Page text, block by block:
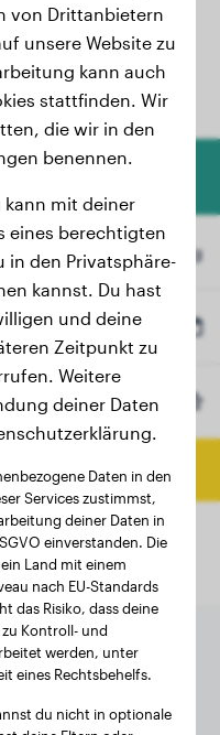
Rhodesian
Junghund
Tool liefert
kg
Ridgeback
von Drittanbietern
unsere Website zu
kann auch
stattfinden. Wir
die wir in den
benennen.
kann mit deiner
eines berechtigten
in den Privatsphäre-
kannst. Du hast
und deine
Zeitpunkt zu
Weitere
deiner Daten
Daten in den
Services zustimmst,
deiner Daten in
einverstanden. Die
Land mit einem
nach EU-Standards
das Risiko, dass deine
Kontroll- und
werden, unter
eines Rechtsbehelfs.
du nicht in optionale